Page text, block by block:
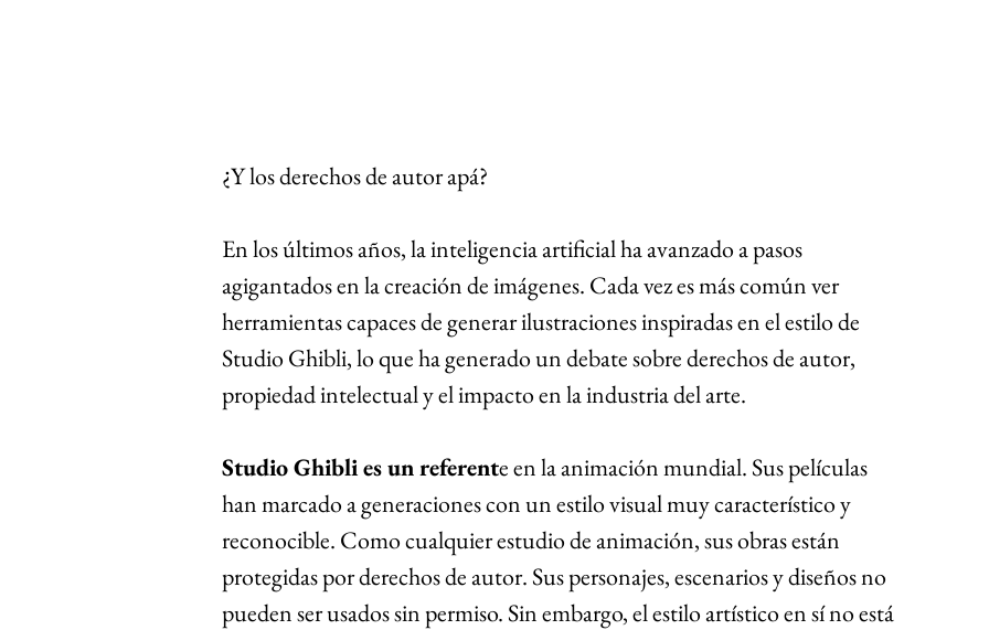
¿Y los derechos de autor apá?
En los últimos años, la inteligencia artificial ha avanzado a pasos
agigantados en la creación de imágenes. Cada vez es más común ver
herramientas capaces de generar ilustraciones inspiradas en el estilo de
Studio Ghibli, lo que ha generado un debate sobre derechos de autor,
propiedad intelectual y el impacto en la industria del arte.
Studio Ghibli es un referente en la animación mundial. Sus películas
han marcado a generaciones con un estilo visual muy característico y
reconocible. Como cualquier estudio de animación, sus obras están
protegidas por derechos de autor. Sus personajes, escenarios y diseños no
pueden ser usados sin permiso. Sin embargo, el estilo artístico en sí no está